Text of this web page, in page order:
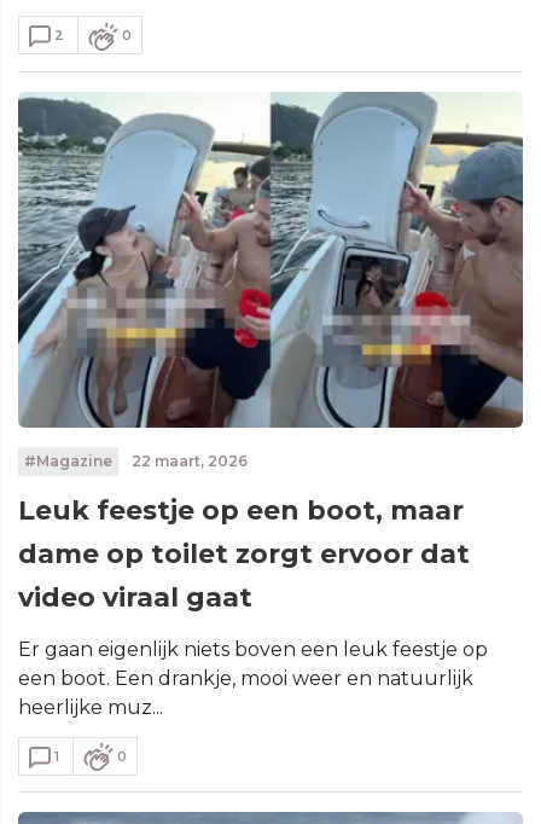
2 0
#Magazine 22 maart, 2026
Leuk feestje op een boot, maar
dame op toilet zorgt ervoor dat
video viraal gaat
Er gaan eigenlijk niets boven een leuk feestje op
een boot. Een drankje, mooi weer en natuurlijk
heerlijke muz...
1 0